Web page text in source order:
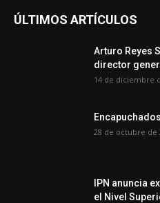
ÚLTIMOS ARTÍCULOS
Arturo Reyes
director
14 de diciembre
28 de octubre de
IPN anuncia
el Nivel